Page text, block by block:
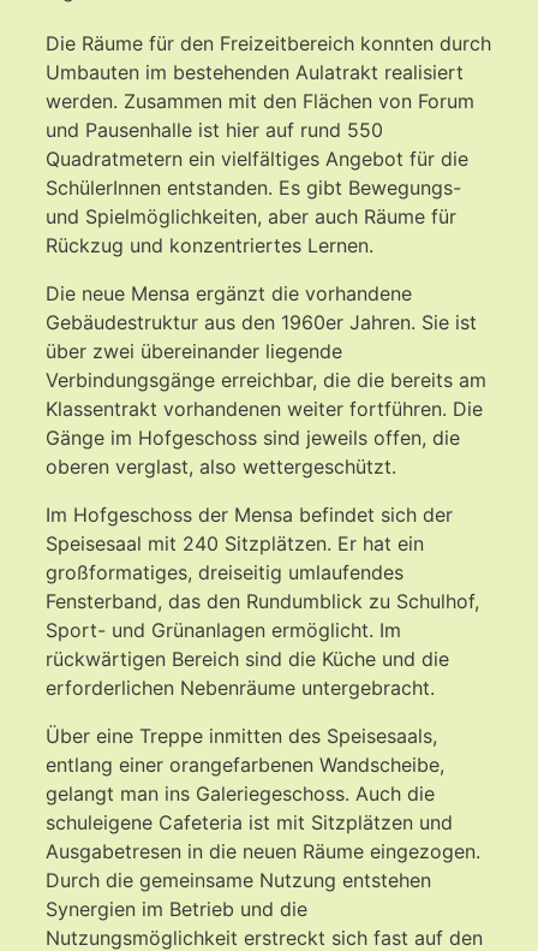
Die Räume für den Freizeitbereich konnten durch
Umbauten im bestehenden Aulatrakt realisiert
werden. Zusammen mit den Flächen von Forum
und Pausenhalle ist hier auf rund 550
Quadratmetern ein vielfältiges Angebot für die
SchülerInnen entstanden. Es gibt Bewegungs-
und Spielmöglichkeiten, aber auch Räume für
Rückzug und konzentriertes Lernen.
Die neue Mensa ergänzt die vorhandene
Gebäudestruktur aus den 1960er Jahren. Sie ist
über zwei übereinander liegende
Verbindungsgänge erreichbar, die die bereits am
Klassentrakt vorhandenen weiter fortführen. Die
Gänge im Hofgeschoss sind jeweils offen, die
oberen verglast, also wettergeschützt.
Im Hofgeschoss der Mensa befindet sich der
Speisesaal mit 240 Sitzplätzen. Er hat ein
großformatiges, dreiseitig umlaufendes
Fensterband, das den Rundumblick zu Schulhof,
Sport- und Grünanlagen ermöglicht. Im
rückwärtigen Bereich sind die Küche und die
erforderlichen Nebenräume untergebracht.
Über eine Treppe inmitten des Speisesaals,
entlang einer orangefarbenen Wandscheibe,
gelangt man ins Galeriegeschoss. Auch die
schuleigene Cafeteria ist mit Sitzplätzen und
Ausgabetresen in die neuen Räume eingezogen.
Durch die gemeinsame Nutzung entstehen
Synergien im Betrieb und die
Nutzungsmöglichkeit erstreckt sich fast auf den